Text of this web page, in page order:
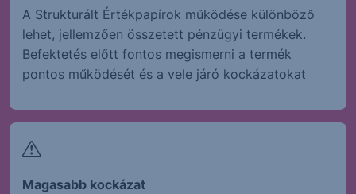
A Strukturált Értékpapírok működése különböző
lehet, jellemzően összetett pénzügyi termékek.
Befektetés előtt fontos megismerni a termék
pontos működését és a vele járó kockázatokat
Magasabb kockázat